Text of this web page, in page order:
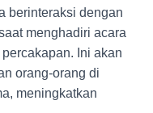
berinteraksi dengan
menghadiri acara
Ini akan
orang-orang di
meningkatkan